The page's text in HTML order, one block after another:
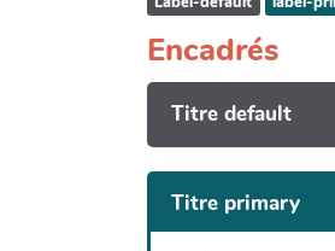
Encadrés
Titre default
Titre primary